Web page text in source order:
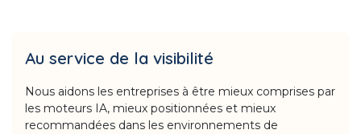
Au service de la visibilité
Nous aidons les entreprises à être mieux comprises par
les moteurs IA, mieux positionnées et mieux
recommandées dans les environnements de